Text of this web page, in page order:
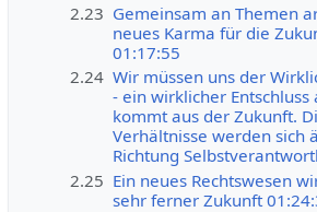
2.23 Gemeinsam an Themen
neues Karma für die
01:17:55
2.24 Wir müssen uns der
- ein wirklicher Entschluss
kommt aus der Zukunft.
Verhältnisse werden sich
Richtung
2.25 Ein neues Rechtswesen
sehr ferner Zukunft